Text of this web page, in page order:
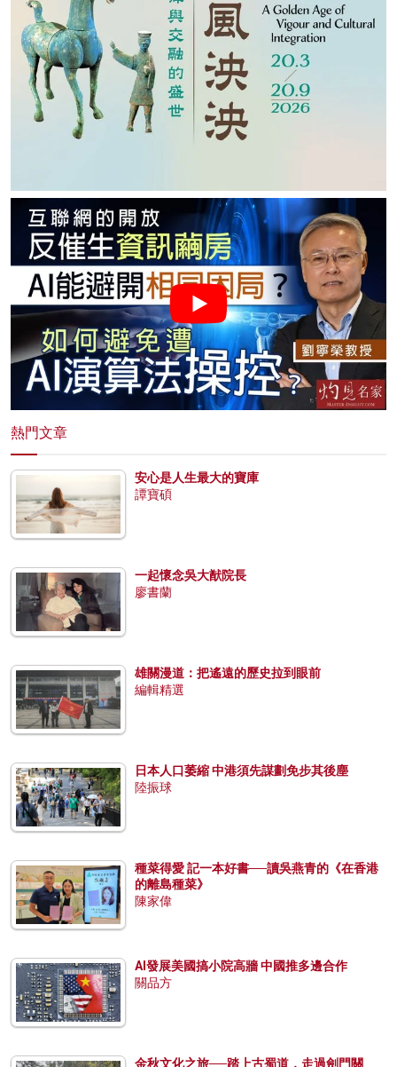
熱門文章
安心是人生最大的寶庫
譚寶碩
一起懷念吳大猷院長
廖書蘭
雄關漫道：把遙遠的歷史拉到眼前
編輯精選
日本人口萎縮 中港須先謀劃免步其後塵
陸振球
種菜得愛 記一本好書──讀吳燕青的《在香港
的離島種菜》
陳家偉
AI發展美國搞小院高牆 中國推多邊合作
關品方
金秋文化之旅──踏上古蜀道，走過劍門關